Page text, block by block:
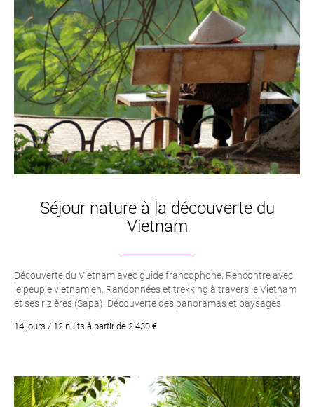
voyageur aux temps de l’Indochine Française, c’est l’un
des hôtels bijoux du Vietnam. Un petit havre de paix au
coeur de la ville.
Une adresse à ne pas rater lors de votre voyage au
Vietnam.
Séjour nature à la découverte du
Vietnam
Découverte du Vietnam avec guide francophone. Rencontre avec
le peuple vietnamien. Randonnées et trekking à travers le Vietnam
et ses rizières (Sapa). Découverte des panoramas et paysages
d’Ha Long. Hanoi, Ho Chi Minh et le village de Ben Tre - Hué et sa
14 jours / 12 nuits à partir de 2 430 €